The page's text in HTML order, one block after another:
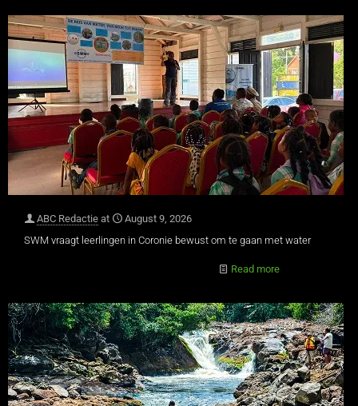
ABC Redactie at
August 9, 2026
SWM vraagt leerlingen in Coronie bewust om te gaan met water
Read more